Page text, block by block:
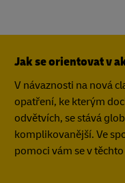
Jak se orientovat v
V návaznosti na nová
opatření, ke kterým
odvětvích, se stává
komplikovanější. Ve
pomoci vám se v